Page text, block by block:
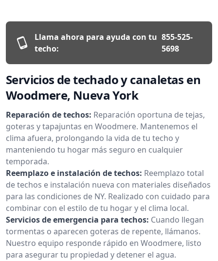
Llama ahora para ayuda con tu
techo:
855-525-
5698
Servicios de techado y canaletas en
Woodmere, Nueva York
Reparación de techos: Reparación oportuna de tejas,
goteras y tapajuntas en Woodmere. Mantenemos el
clima afuera, prolongando la vida de tu techo y
manteniendo tu hogar más seguro en cualquier
temporada.
Reemplazo e instalación de techos: Reemplazo total
de techos e instalación nueva con materiales diseñados
para las condiciones de NY. Realizado con cuidado para
combinar con el estilo de tu hogar y el clima local.
Servicios de emergencia para techos: Cuando llegan
tormentas o aparecen goteras de repente, llámanos.
Nuestro equipo responde rápido en Woodmere, listo
para asegurar tu propiedad y detener el agua.